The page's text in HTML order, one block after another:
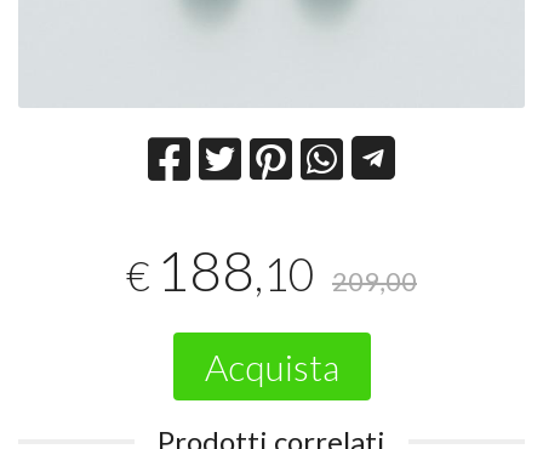
€ 188,10 209,00
Acquista
Prodotti correlati